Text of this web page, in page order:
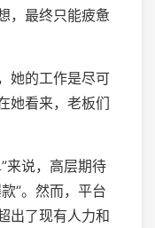
，最终只能疲惫
她的工作是尽可
她看来，老板们
来说，高层期待
”。然而，平台
出了现有人力和